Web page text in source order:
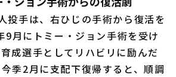
投手は、右ひじの手術から復活を
月にトミー・ジョン手術を受け
成選手としてリハビリに励んだ
季2月に支配下復帰すると、順調